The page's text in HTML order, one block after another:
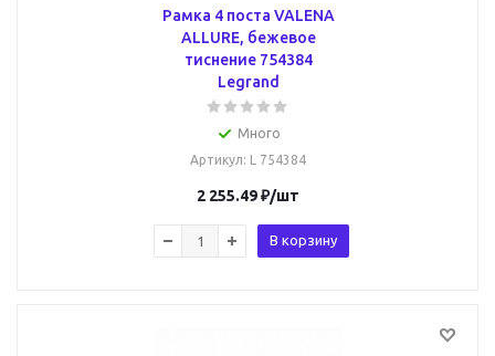
Рамка 4 поста VALENA
ALLURE, бежевое
тиснение 754384
Legrand
Много
Артикул: L 754384
2 255.49₽/шт
В корзину